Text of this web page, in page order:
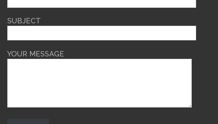
SUBJECT
YOUR MESSAGE